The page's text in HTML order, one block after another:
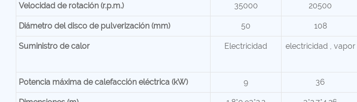
Velocidad de rotación (r.p.m.) 35000 20500
Diámetro del disco de pulverización (mm) 50 108
Suministro de calor Electricidad electricidad , vapor
Potencia máxima de calefacción eléctrica (kW) 9 36